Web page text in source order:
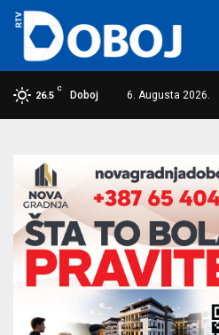
26.5
C
Doboj 6. Augusta 2026.